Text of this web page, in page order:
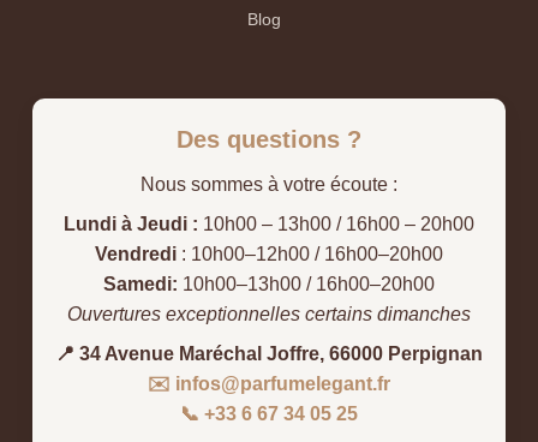
Blog
Des questions ?
Nous sommes à votre écoute :
Lundi à Jeudi : 10h00 – 13h00 / 16h00 – 20h00
Vendredi : 10h00–12h00 / 16h00–20h00
Samedi: 10h00–13h00 / 16h00–20h00
Ouvertures exceptionnelles certains dimanches
📍 34 Avenue Maréchal Joffre, 66000 Perpignan
✉️ infos@parfumelegant.fr
📞 +33 6 67 34 05 25